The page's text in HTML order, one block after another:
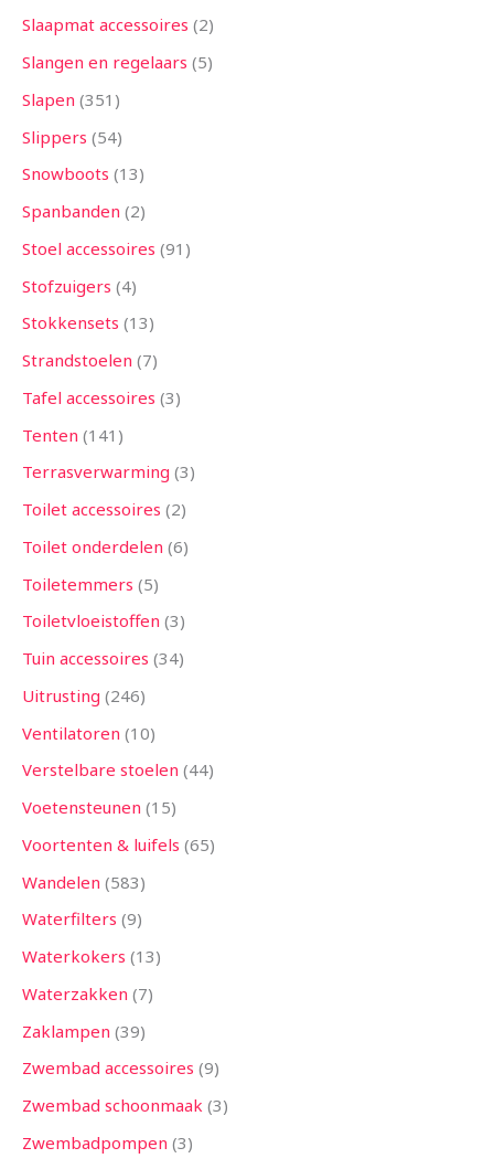
Slaapmat accessoires 2
Slangen en regelaars 5
Slapen 351
Slippers 54
Snowboots 13
Spanbanden 2
Stoel accessoires 91
Stofzuigers 4
Stokkensets 13
Strandstoelen 7
Tafel accessoires 3
Tenten 141
Terrasverwarming 3
Toilet accessoires 2
Toilet onderdelen 6
Toiletemmers 5
Toiletvloeistoffen 3
Tuin accessoires 34
Uitrusting 246
Ventilatoren 10
Verstelbare stoelen 44
Voetensteunen 15
Voortenten & luifels 65
Wandelen 583
Waterfilters 9
Waterkokers 13
Waterzakken 7
Zaklampen 39
Zwembad accessoires 9
Zwembad schoonmaak 3
Zwembadpompen 3